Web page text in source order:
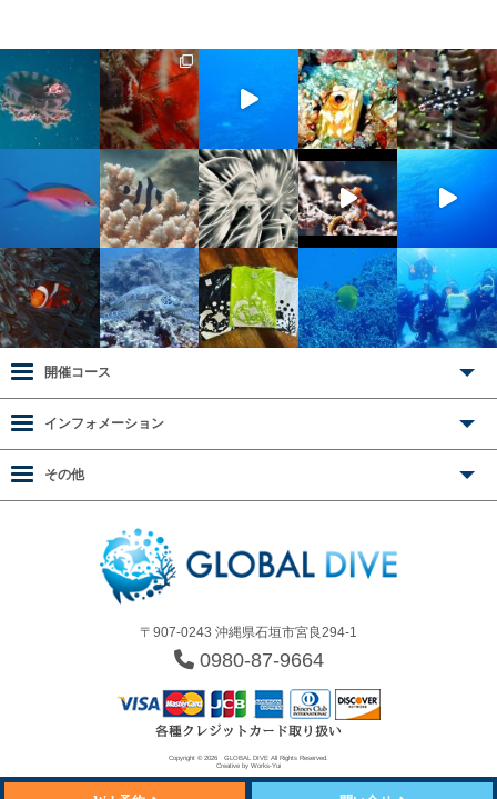
〒907-0243 沖縄県石垣市宮良294-1
0980-87-9664
開催コース
インフォメーション
その他
Copyright © 2026 GLOBAL DIVE All Rights Reserved.
Creative by Works-Yui